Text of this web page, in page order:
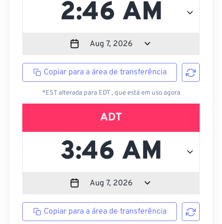
Copiar para a área de transferência
*EST alterada para EDT , que está em uso agora
ADT
Copiar para a área de transferência